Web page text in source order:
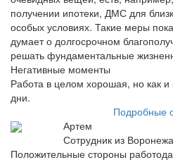
получении ипотеки, ДМС для
особых условиях. Такие меры
думает о долгосрочном
решать фундаментальные
Негативные моменты
Работа в целом хорошая, но как
дни.
Подробные
Артем
Сотрудник из Воронежа
Положительные стороны